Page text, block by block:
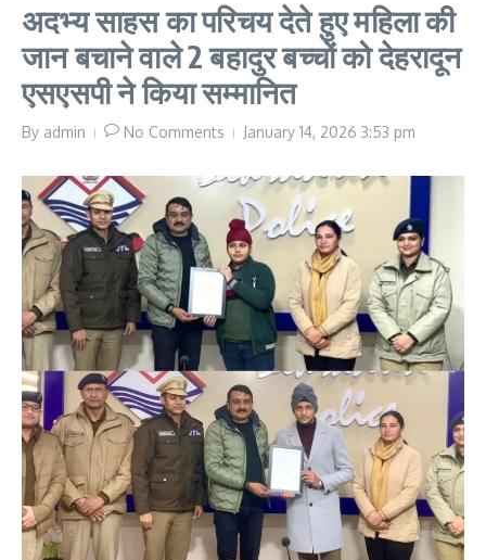
अदभ्य साहस का परिचय देते हुए महिला की
जान बचाने वाले 2 बहादुर बच्चों को देहरादून
एसएसपी ने किया सम्मानित
By admin No Comments January 14, 2026 3:53 pm